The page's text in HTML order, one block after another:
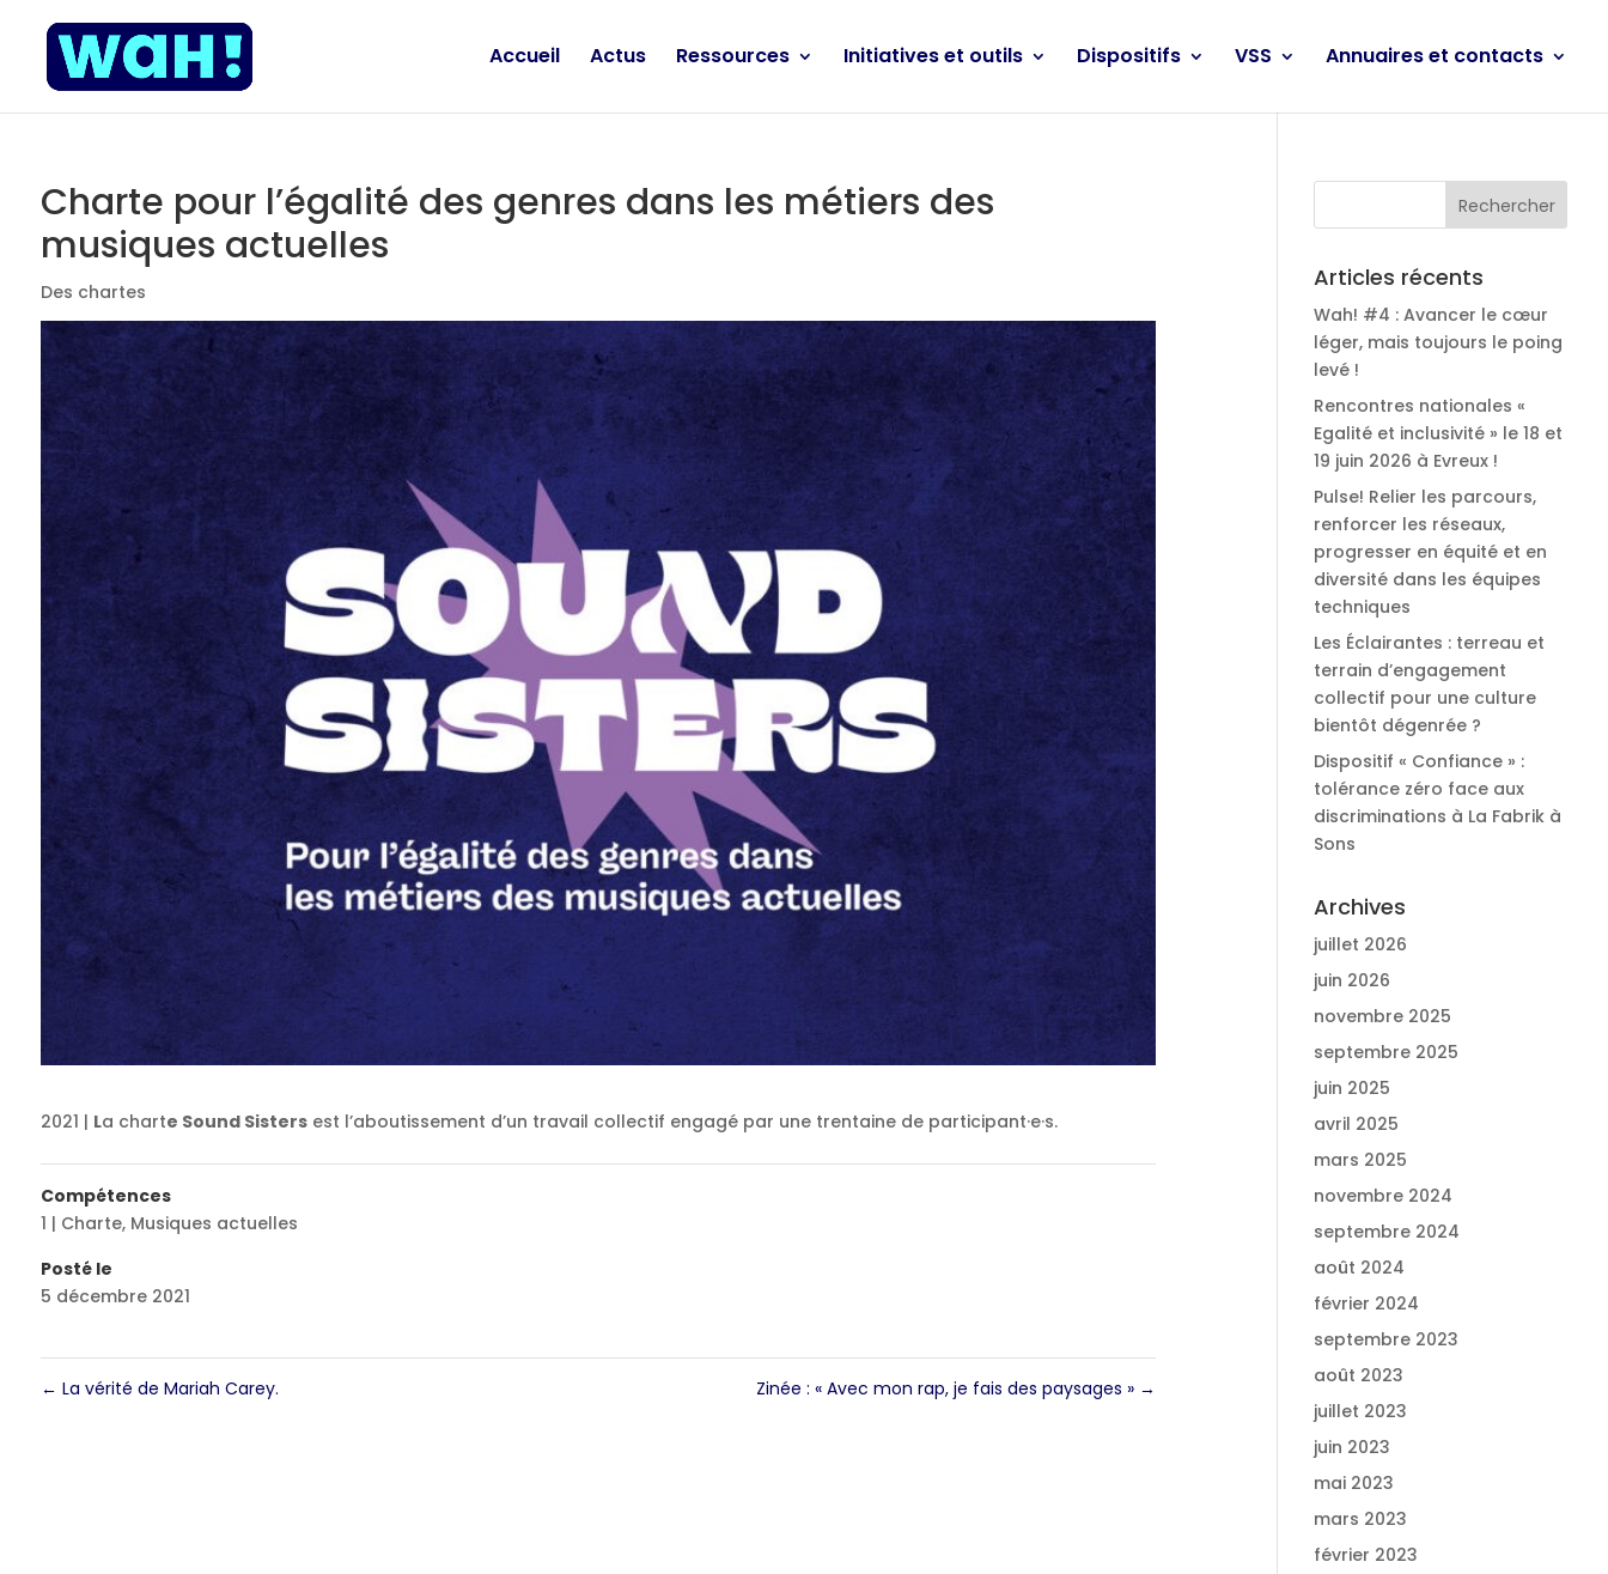
Accueil Actus Ressources Initiatives et outils Dispositifs VSS Annuaires et contacts
Charte pour l’égalité des genres dans les métiers des
musiques actuelles
Des chartes
2021 | La charte Sound Sistersest l’aboutissement d’un travail collectif engagé par une trentaine de participant·e·s.
Compétences
1 | Charte, Musiques actuelles
Posté le
5 décembre 2021
← La vérité de Mariah Carey. Zinée : « Avec mon rap, je fais des paysages » →
Articles récents
Wah! #4 : Avancer le cœur
léger, mais toujours le poing
levé !
Rencontres nationales «
Egalité et inclusivité » le 18 et
19 juin 2026 à Evreux !
Pulse! Relier les parcours,
renforcer les réseaux,
progresser en équité et en
diversité dans les équipes
techniques
Les Éclairantes : terreau et
terrain d’engagement
collectif pour une culture
bientôt dégenrée ?
Dispositif « Confiance » :
tolérance zéro face aux
discriminations à La Fabrik à
Sons
Archives
juillet 2026
juin 2026
novembre 2025
septembre 2025
juin 2025
avril 2025
mars 2025
novembre 2024
septembre 2024
août 2024
février 2024
septembre 2023
août 2023
juillet 2023
juin 2023
mai 2023
mars 2023
février 2023